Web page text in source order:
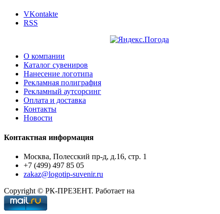
VKontakte
RSS
О компании
Каталог сувениров
Нанесение логотипа
Рекламная полиграфия
Рекламный аутсорсинг
Оплата и доставка
Контакты
Новости
Контактная информация
Москва, Полесский пр-д, д.16, стр. 1
+7 (499) 497 85 05
zakaz@logotip-suvenir.ru
Copyright © РК-ПРЕЗЕНТ. Работает на